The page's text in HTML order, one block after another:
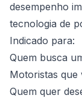
desempenho
tecnologia de
Indicado para:
Quem busca
Motoristas que
Quem quer